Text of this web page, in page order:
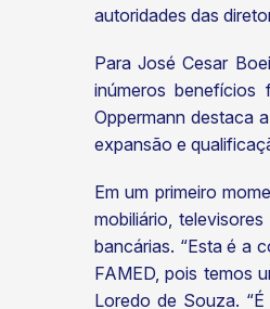
autoridades das
Para José Cesar
inúmeros benefícios
Oppermann destaca
expansão e
Em um primeiro
mobiliário,
bancárias. “Esta é a
FAMED, pois temos
Loredo de Souza.